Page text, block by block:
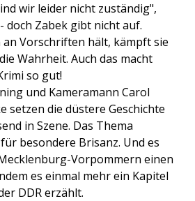
wir leider nicht zuständig",
doch Zabek gibt nicht auf.
an Vorschriften hält, kämpft sie
Wahrheit. Auch das macht
so gut!
und Kameramann Carol
setzen die düstere Geschichte
in Szene. Das Thema
besondere Brisanz. Und es
Vorpommern einen
es einmal mehr ein Kapitel
DDR erzählt.